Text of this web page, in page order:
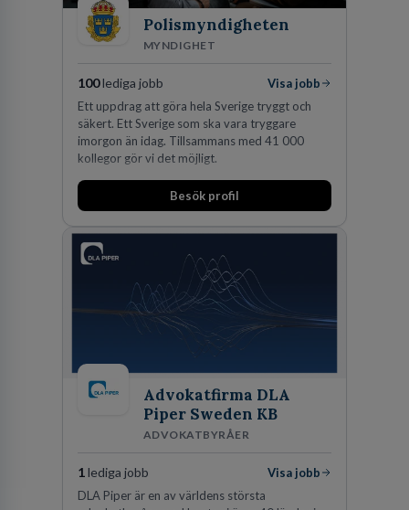
Polismyndigheten
MYNDIGHET
100lediga jobb
Visa jobb
Ett uppdrag att göra hela Sverige tryggt och
säkert. Ett Sverige som ska vara tryggare
imorgon än idag. Tillsammans med 41 000
kollegor gör vi det möjligt.
Besök profil
Advokatfirma DLA
Piper Sweden KB
ADVOKATBYRÅER
1lediga jobb
Visa jobb
DLA Piper är en av världens största